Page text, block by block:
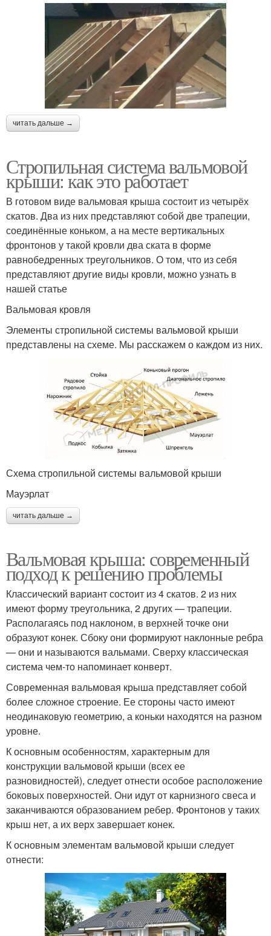
читать дальше →
Стропильная система вальмовой
крыши: как это работает
В готовом виде вальмовая крыша состоит из четырёх
скатов. Два из них представляют собой две трапеции,
соединённые коньком, а на месте вертикальных
фронтонов у такой кровли два ската в форме
равнобедренных треугольников. О том, что из себя
представляют другие виды кровли, можно узнать в
нашей статье
Вальмовая кровля
Элементы стропильной системы вальмовой крыши
представлены на схеме. Мы расскажем о каждом из них.
Схема стропильной системы вальмовой крыши
Мауэрлат
читать дальше →
Вальмовая крыша: современный
подход к решению проблемы
Классический вариант состоит из 4 скатов. 2 из них
имеют форму треугольника, 2 других — трапеции.
Располагаясь под наклоном, в верхней точке они
образуют конек. Сбоку они формируют наклонные ребра
— они и называются вальмами. Сверху классическая
система чем-то напоминает конверт.
Современная вальмовая крыша представляет собой
более сложное строение. Ее стороны часто имеют
неодинаковую геометрию, а коньки находятся на разном
уровне.
К основным особенностям, характерным для
конструкции вальмовой крыши (всех ее
разновидностей), следует отнести особое расположение
боковых поверхностей. Они идут от карнизного свеса и
заканчиваются образованием ребер. Фронтонов у таких
крыш нет, а их верх завершает конек.
К основным элементам вальмовой крыши следует
отнести: